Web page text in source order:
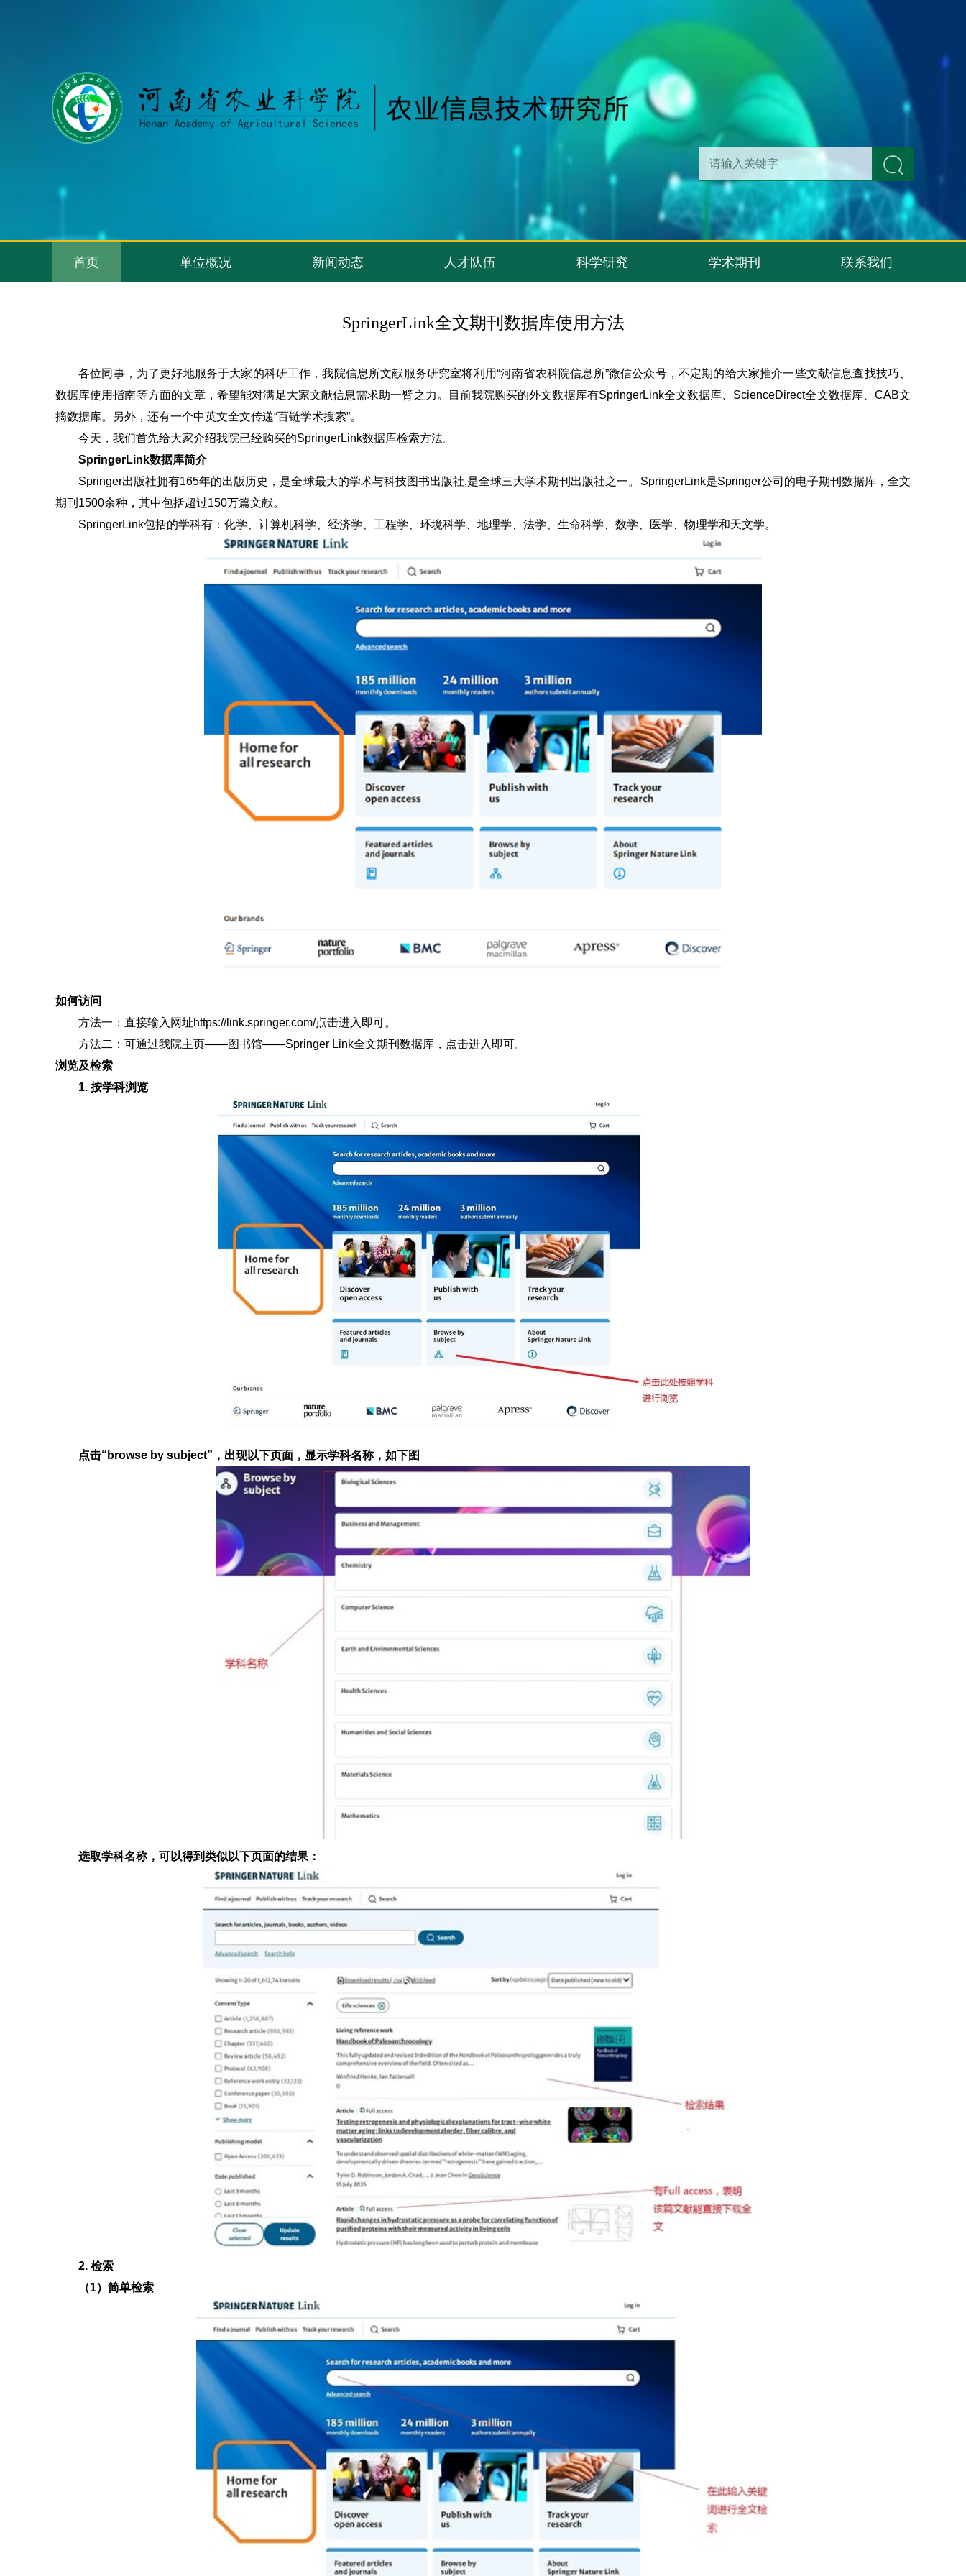
首页 单位概况 新闻动态 人才队伍 科学研究 学术期刊 联系我们
SpringerLink全文期刊数据库使用方法
各位同事，为了更好地服务于大家的科研工作，我院信息所文献服务研究室将利用“河南省农科院信息所”微信公众号，不定期的给大家推介一些文献信息查找技巧、
数据库使用指南等方面的文章，希望能对满足大家文献信息需求助一臂之力。目前我院购买的外文数据库有SpringerLink全文数据库、ScienceDirect全文数据库、CAB文
摘数据库。另外，还有一个中英文全文传递“百链学术搜索”。
今天，我们首先给大家介绍我院已经购买的SpringerLink数据库检索方法。
SpringerLink数据库简介
Springer出版社拥有165年的出版历史，是全球最大的学术与科技图书出版社,是全球三大学术期刊出版社之一。SpringerLink是Springer公司的电子期刊数据库，全文
期刊1500余种，其中包括超过150万篇文献。
SpringerLink包括的学科有：化学、计算机科学、经济学、工程学、环境科学、地理学、法学、生命科学、数学、医学、物理学和天文学。
如何访问
方法一：直接输入网址https://link.springer.com/点击进入即可。
方法二：可通过我院主页——图书馆——Springer Link全文期刊数据库，点击进入即可。
浏览及检索
1. 按学科浏览
点击“browse by subject”，出现以下页面，显示学科名称，如下图
选取学科名称，可以得到类似以下页面的结果：
2. 检索
（1）简单检索